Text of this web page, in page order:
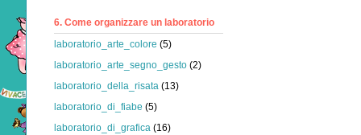
6. Come organizzare un laboratorio
laboratorio_arte_colore (5)
laboratorio_arte_segno_gesto (2)
laboratorio_della_risata (13)
laboratorio_di_fiabe (5)
laboratorio_di_grafica (16)